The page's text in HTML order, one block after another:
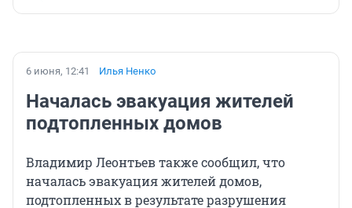
6 июня, 12:41 Илья Ненко
Началась эвакуация жителей
подтопленных домов
Владимир Леонтьев также сообщил, что
началась эвакуация жителей домов,
подтопленных в результате разрушения